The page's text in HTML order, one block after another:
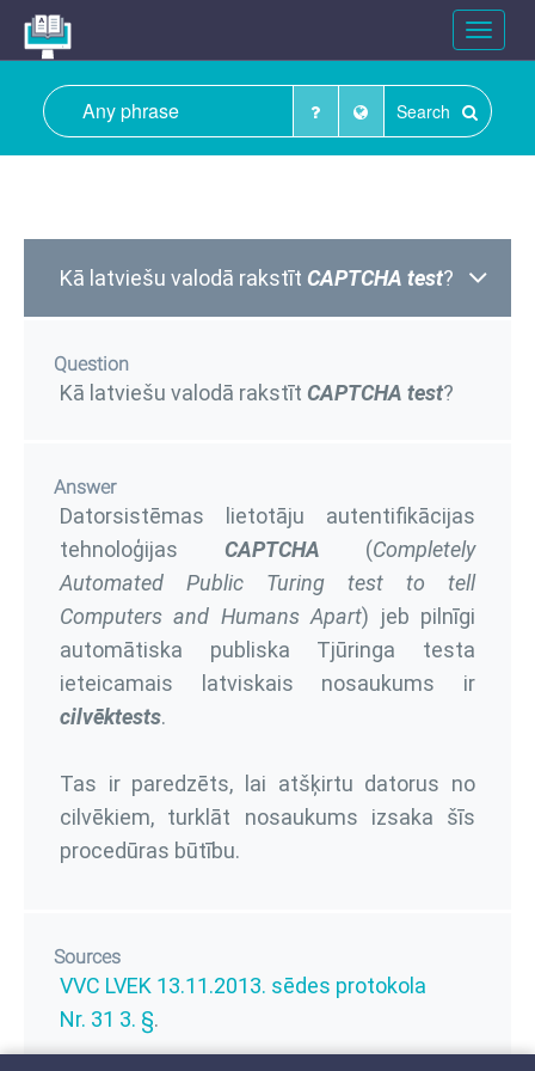
Toggle
Search
Kā latviešu valodā rakstīt CAPTCHA test?
Question
Kā latviešu valodā rakstīt CAPTCHA test?
Answer
Datorsistēmas lietotāju autentifikācijas
tehnoloģijas CAPTCHA (Completely
Automated Public Turing test to tell
Computers and Humans Apart) jeb pilnīgi
automātiska publiska Tjūringa testa
ieteicamais latviskais nosaukums ir
cilvēktests.
Tas ir paredzēts, lai atšķirtu datorus no
cilvēkiem, turklāt nosaukums izsaka šīs
procedūras būtību.
Sources
VVC LVEK 13.11.2013. sēdes protokola
Nr. 31 3. §.